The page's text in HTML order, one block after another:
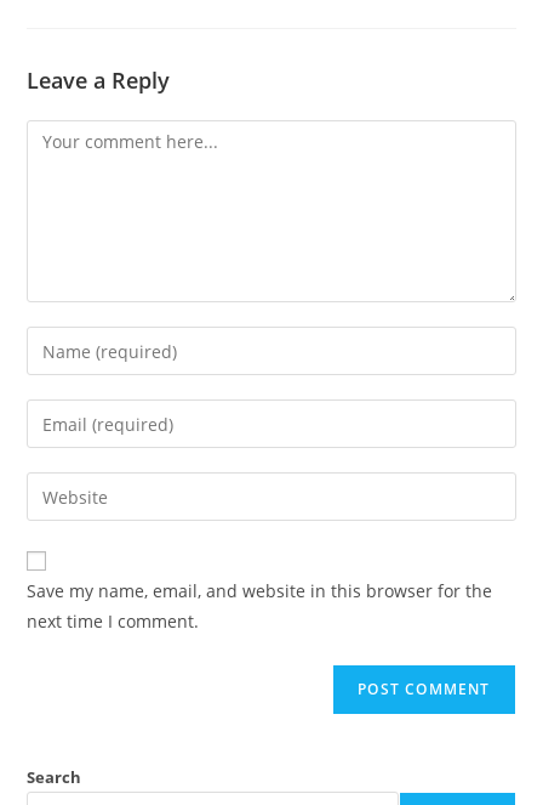
Leave a Reply
Save my name, email, and website in this browser for the
next time I comment.
Search